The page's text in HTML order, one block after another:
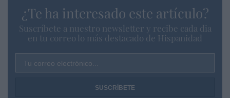
¿Te ha interesado este artículo?
Suscríbete a nuestro newsletter y recibe cada dia
en tu correo lo más destacado de Hispanidad
Tu correo electrónico...